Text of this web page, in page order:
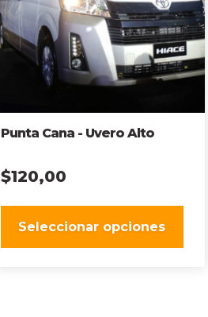
Punta Cana - Uvero Alto
$120,00
Seleccionar opciones